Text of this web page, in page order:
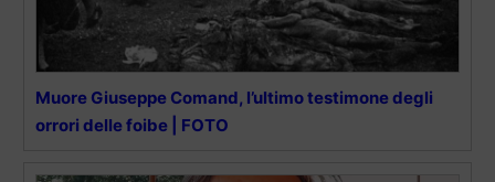
Muore Giuseppe Comand, l’ultimo testimone degli
orrori delle foibe | FOTO